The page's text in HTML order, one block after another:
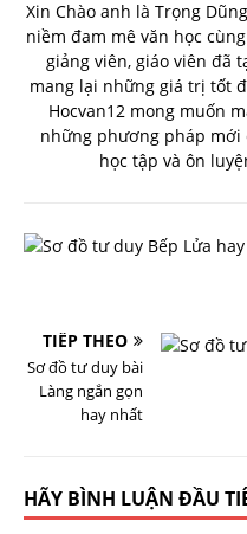
Xin Chào anh là Trọng
niềm đam mê văn học
giảng viên, giáo viên đã
mang lại những giá trị tốt
Hocvan12 mong muốn
những phương pháp
học tập và ôn
TIẾP THEO
Sơ đồ tư duy bài
Làng ngắn gọn
hay nhất
HÃY BÌNH LUẬN ĐẦU